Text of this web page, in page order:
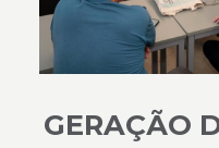
GERAÇÃO